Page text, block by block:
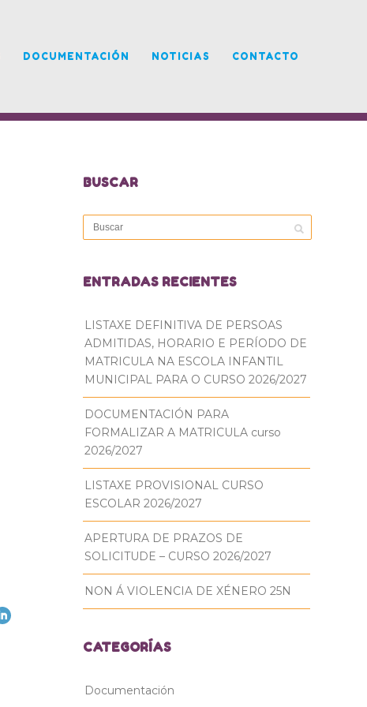
DOCUMENTACIÓN NOTICIAS CONTACTO
BUSCAR
ENTRADAS RECIENTES
LISTAXE DEFINITIVA DE PERSOAS
ADMITIDAS, HORARIO E PERÍODO DE
MATRICULA NA ESCOLA INFANTIL
MUNICIPAL PARA O CURSO 2026/2027
DOCUMENTACIÓN PARA
FORMALIZAR A MATRICULA curso
2026/2027
LISTAXE PROVISIONAL CURSO
ESCOLAR 2026/2027
APERTURA DE PRAZOS DE
SOLICITUDE – CURSO 2026/2027
NON Á VIOLENCIA DE XÉNERO 25N
CATEGORÍAS
Documentación